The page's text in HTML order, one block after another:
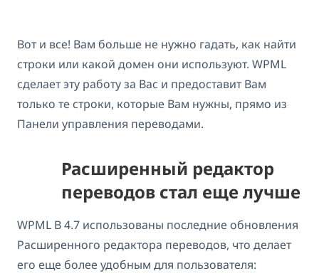
Вот и все! Вам больше не нужно гадать, как найти
строки или какой домен они используют. WPML
сделает эту работу за Вас и предоставит Вам
только те строки, которые Вам нужны, прямо из
Панели управления переводами.
Расширенный редактор
переводов стал еще лучше
WPML В 4.7 использованы последние обновления
Расширенного редактора переводов, что делает
его еще более удобным для пользователя: